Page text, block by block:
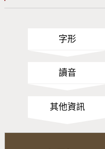
字形
讀音
其他資訊